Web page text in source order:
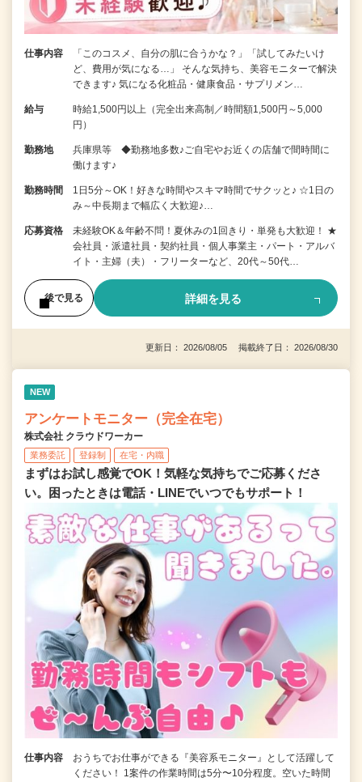
仕事内容
「このコスメ、自分の肌に合うかな？」「試してみたいけ
ど、費用が気になる…」 そんな気持ち、美容モニターで解決
できます♪ 気になる化粧品・健康食品・サプリメン…
給与
時給1,500円以上（完全出来高制／時間額1,500円～5,000
円）
勤務地
兵庫県等 ◆勤務地多数♪ご自宅やお近くの店舗で間時間に
働けます♪
勤務時間
1日5分～OK！好きな時間やスキマ時間でサクッと♪ ☆1日の
み～中長期まで幅広く大歓迎♪…
応募資格
未経験OK＆年齢不問！夏休みの1回きり・単発も大歓迎！ ★
会社員・派遣社員・契約社員・個人事業主・パート・アルバ
イト・主婦（夫）・フリーターなど、20代～50代…
後で見る 詳細を見る
更新日： 2026/08/05 掲載終了日： 2026/08/30
NEW
アンケートモニター（完全在宅）
株式会社 クラウドワーカー
業務委託 登録制 在宅・内職
まずはお試し感覚でOK！気軽な気持ちでご応募くださ
い。困ったときは電話・LINEでいつでもサポート！
仕事内容
おうちでお仕事ができる『美容系モニター』として活躍して
ください！ 1案件の作業時間は5分〜10分程度。空いた時間